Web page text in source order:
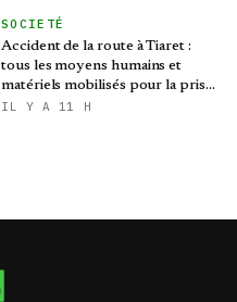
SOCIETÉ
Accident de la route à Tiaret :
tous les moyens humains et
matériels mobilisés pour la prise
en charge des blessés
IL Y A 11 H